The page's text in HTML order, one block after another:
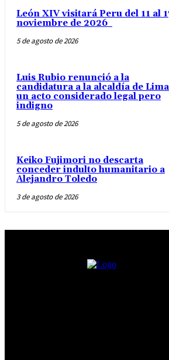
León XIV visitará Peru del 11 al
noviembre de 2026
5 de agosto de 2026
Luis Rubio renunció a la
candidatura a la alcaldía de
un acto considerado legal pero
indigno
5 de agosto de 2026
Keiko Fujimori no descarta
conceder indulto humanitario a
Alejandro Toledo
3 de agosto de 2026